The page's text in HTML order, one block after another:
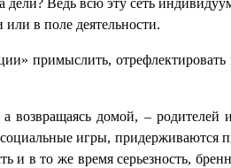
Ведь всю эту сеть
в поле деятельности.
примыслить,
домой, – родителей
игры, придерживаются
в то же время серьезность,